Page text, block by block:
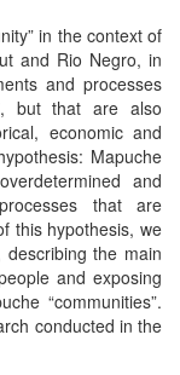
in the context of
and Rio Negro, in
and processes
but that are also
economic and
Mapuche
and
that are
this hypothesis, we
describing the main
and exposing
“communities”.
conducted in the